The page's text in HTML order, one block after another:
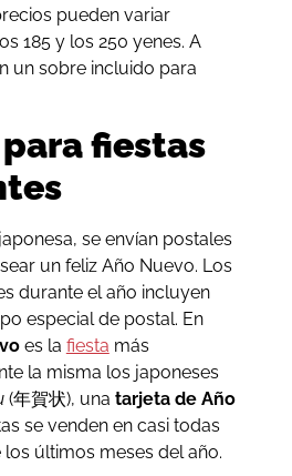
pueden variar
185 y los 250 yenes. A
un sobre incluido para
fiestas
se envían postales
un feliz Año Nuevo. Los
durante el año incluyen
especial de postal. En
es la fiesta más
la misma los japoneses
(年賀状), una tarjeta de Año
se venden en casi todas
últimos meses del año.